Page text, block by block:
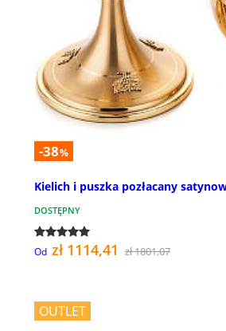
-38%
Kielich i puszka pozłacany
DOSTĘPNY
Od zł 1114,41 zł 1801,07
OUTLET